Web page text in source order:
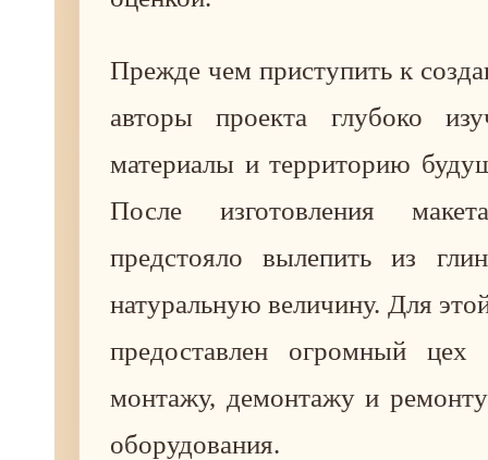
Прежде чем приступить к
авторы проекта глубоко
материалы и территорию
После изготовления
предстояло вылепить из
натуральную величину. Для
предоставлен огромный цех
монтажу, демонтажу и
оборудования.